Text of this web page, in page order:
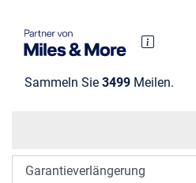
Sammeln Sie 3499 Meilen.